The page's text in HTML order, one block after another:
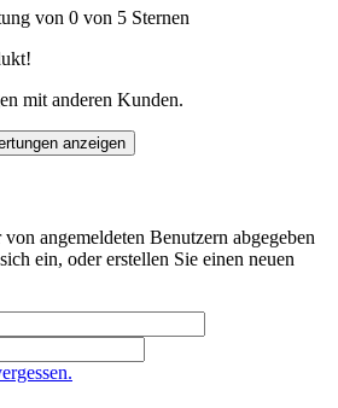
von 0 von 5 Sternen
mit anderen Kunden.
anzeigen
angemeldeten Benutzern abgegeben
ein, oder erstellen Sie einen neuen